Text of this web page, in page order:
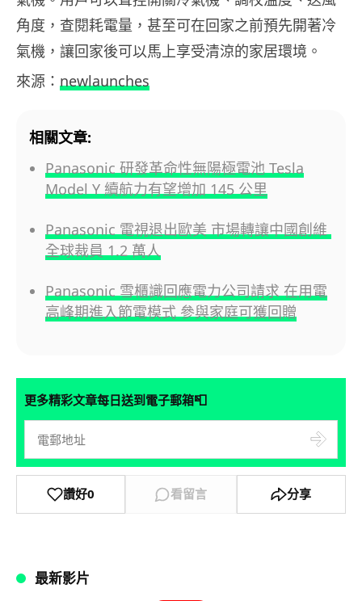
角度，查閱耗電量，甚至可在回家之前預先開著冷
氣機，讓回家後可以馬上享受清涼的家居環境。
來源： newlaunches
相關文章:
Panasonic 研發革命性無陽極電池 Tesla
Model Y 續航力有望增加 145 公里
Panasonic 電視退出歐美 市場轉讓中國創維
全球裁員 1.2 萬人
Panasonic 雪櫃識回應電力公司請求 在用電
高峰期進入節電模式 參與家庭可獲回贈
更多精彩文章每日送到電子郵箱📮
讚好0 看留言 分享
最新影片